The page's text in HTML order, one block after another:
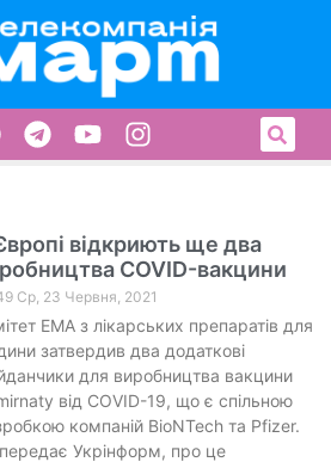
відкриють ще два
COVID-вакцини
Ср, 23 Червня, 2021
EMA з лікарських препаратів для
затвердив два додаткові
для виробництва вакцини
від COVID-19, що є спільною
компаній BioNTech та Pfizer.
Укрінформ, про це